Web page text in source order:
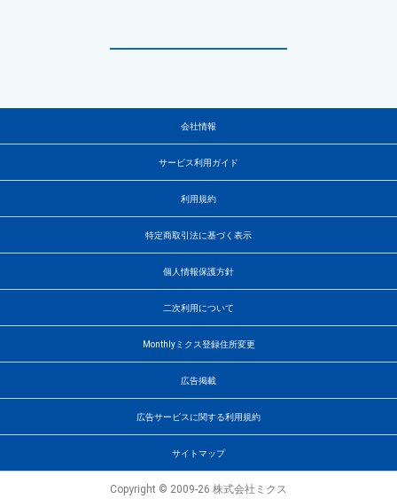
会社情報
サービス利用ガイド
利用規約
特定商取引法に基づく表示
個人情報保護方針
二次利用について
Monthlyミクス登録住所変更
広告掲載
広告サービスに関する利用規約
サイトマップ
Copyright © 2009-26 株式会社ミクス